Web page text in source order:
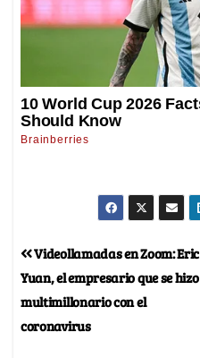
Videollamadas en Zoom: Eric
Yuan, el empresario que se hizo
multimillonario con el
coronavirus